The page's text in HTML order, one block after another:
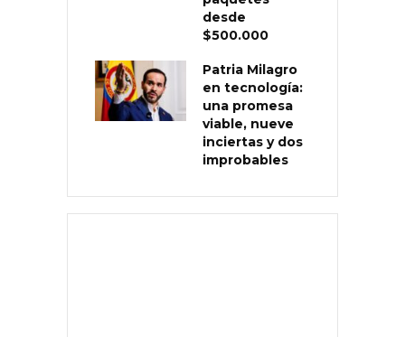
desde
$500.000
Patria Milagro
en tecnología:
una promesa
viable, nueve
inciertas y dos
improbables